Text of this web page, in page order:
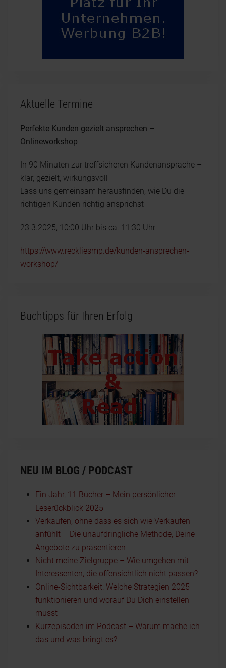
Aktuelle Termine
Perfekte Kunden gezielt ansprechen –
Onlineworkshop
In 90 Minuten zur treffsicheren Kundenansprache –
klar, gezielt, wirkungsvoll
Lass uns gemeinsam herausfinden, wie Du die
richtigen Kunden richtig ansprichst
23.3.2025, 10:00 Uhr bis ca. 11:30 Uhr
https://www.reckliesmp.de/kunden-ansprechen-
workshop/
Buchtipps für Ihren Erfolg
NEU IM BLOG / PODCAST
Ein Jahr, 11 Bücher – Mein persönlicher
Leserückblick 2025
Verkaufen, ohne dass es sich wie Verkaufen
anfühlt – Die unaufdringliche Methode, Deine
Angebote zu präsentieren
Nicht meine Zielgruppe – Wie umgehen mit
Interessenten, die offensichtlich nicht passen?
Online-Sichtbarkeit: Welche Strategien 2025
funktionieren und worauf Du Dich einstellen
musst
Kurzepisoden im Podcast – Warum mache ich
das und was bringt es?